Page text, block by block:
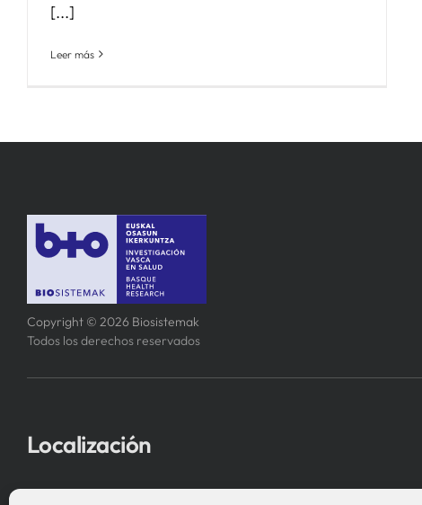
[...]
Leer más
Copyright © 2026 Biosistemak
Todos los derechos reservados
Localización